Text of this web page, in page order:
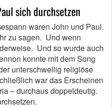
sich durchsetzen
waren John und Paul.
zu sagen. Und wenn
Und so wurde auch
konnte mit dem Song
unterschwellig religiöse
war das Erscheinen
– durchaus doppeldeutig.